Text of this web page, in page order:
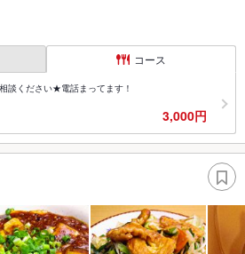
コース
談ください★電話まってます！
3,000円